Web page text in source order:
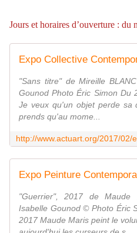
Jours et horaires d’ouverture : du
"Sans titre" de Mireille
Gounod Photo Éric Simon Du
Je veux qu'un objet perde sa
prends qu'au mome...
"Guerrier", 2017 de Maude
Isabelle Gounod © Photo Éric
2017 Maude Maris peint le